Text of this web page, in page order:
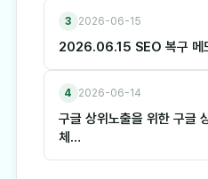
3 2026-06-15
2026.06.15 SEO 복구 메
4 2026-06-14
구글 상위노출을 위한 구글
체…